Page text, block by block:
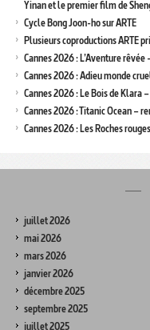
Yinan et le premier film de
Cycle Bong Joon-ho sur ARTE
Plusieurs coproductions ARTE
Cannes 2026 : L’Aventure
Cannes 2026 : Adieu monde
Cannes 2026 : Le Bois de Klara
Cannes 2026 : Titanic Ocean –
Cannes 2026 : Les Roches
juillet 2026
mai 2026
mars 2026
janvier 2026
décembre 2025
septembre 2025
juillet 2025